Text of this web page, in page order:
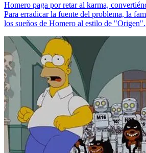
Homero paga por retar al karma,
Para erradicar la fuente del problema, la
los sueños de Homero al estilo de "Origen".